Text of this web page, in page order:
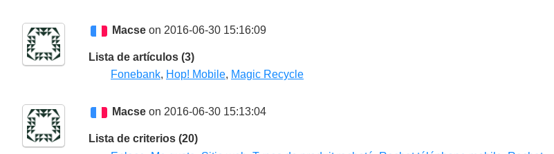
Macse on 2016-06-30 15:16:09
Lista de artículos (3)
Fonebank, Hop! Mobile, Magic Recycle
Macse on 2016-06-30 15:13:04
Lista de criterios (20)